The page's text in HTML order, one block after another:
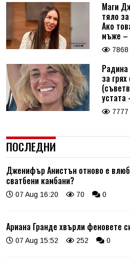
Маги
тяло
Ако
мъже
7868
за
7777
ПОСЛЕДНИ
Дженифър Анистън отново е
сватбени камбани?
07 Aug 16:20 70 0
Ариана Гранде хвърли феновете
07 Aug 15:52 252 0